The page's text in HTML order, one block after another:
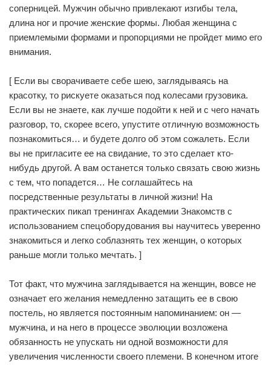
соперницей. Мужчин обычно привлекают изгибы тела,
длина ног и прочие женские формы. Любая женщина с
приемлемыми формами и пропорциями не пройдет мимо его
внимания.
[ Если вы сворачиваете себе шею, заглядываясь на
красотку, то рискуете оказаться под колесами грузовика.
Если вы не знаете, как лучше подойти к ней и с чего начать
разговор, то, скорее всего, упустите отличную возможность
познакомиться… и будете долго об этом сожалеть. Если
вы не пригласите ее на свидание, то это сделает кто-
нибудь другой. А вам останется только связать свою жизнь
с тем, что попадется… Не соглашайтесь на
посредственные результаты в личной жизни! На
практических пикап тренингах Академии Знакомств с
использованием спецоборудования вы научитесь уверенно
знакомиться и легко соблазнять тех женщин, о которых
раньше могли только мечтать. ]
Тот факт, что мужчина заглядывается на женщин, вовсе не
означает его желания немедленно затащить ее в свою
постель, но является постоянным напоминанием: он —
мужчина, и на него в процессе эволюции возложена
обязанность не упускать ни одной возможности для
увеличения численности своего племени. В конечном итоге